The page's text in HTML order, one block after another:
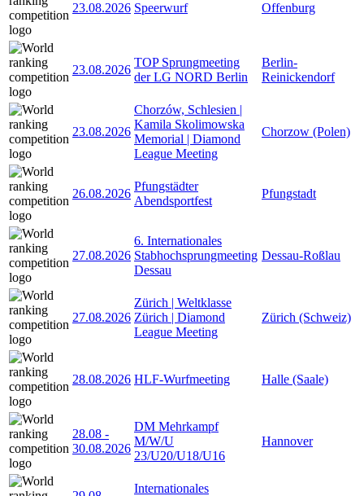
23.08.2026 Speerwurf Offenburg
23.08.2026
TOP Sprungmeeting
der LG NORD Berlin
Berlin-
Reinickendorf
23.08.2026
Chorzów, Schlesien |
Kamila Skolimowska
Memorial | Diamond
League Meeting
Chorzow (Polen)
26.08.2026
Pfungstädter
Abendsportfest
Pfungstadt
27.08.2026
6. Internationales
Stabhochsprungmeeting
Dessau
Dessau-Roßlau
27.08.2026
Zürich | Weltklasse
Zürich | Diamond
League Meeting
Zürich (Schweiz)
28.08.2026 HLF-Wurfmeeting Halle (Saale)
28.08 -
30.08.2026
DM Mehrkampf
M/W/U
23/U20/U18/U16
Hannover
Internationales